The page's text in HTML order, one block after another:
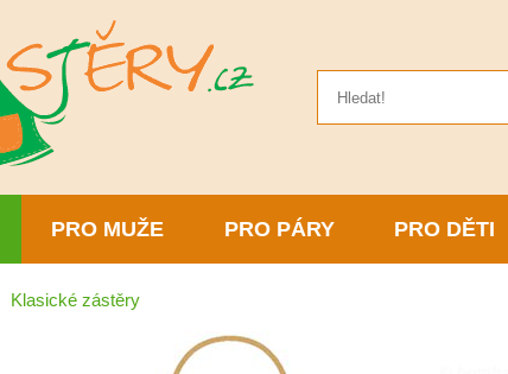
PRO MUŽE PRO PÁRY PRO DĚTI
Klasické zástěry